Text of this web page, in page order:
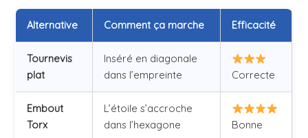
Alternative Comment ça marche Efficacité
Tournevis
plat
Inséré en diagonale
dans l’empreinte
Correcte
Embout
Torx
L’étoile s’accroche
dans l’hexagone
Bonne